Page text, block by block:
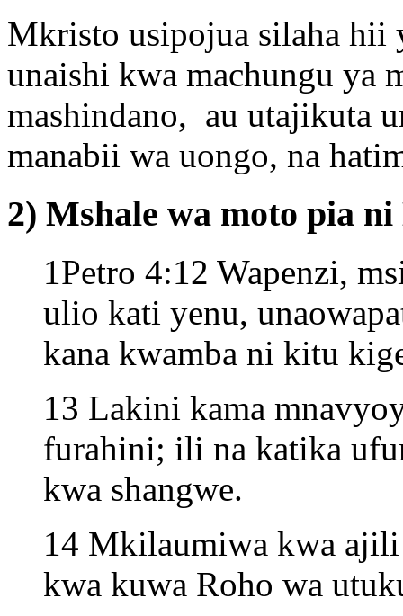
Mkristo usipojua silaha hii
unaishi kwa machungu ya
mashindano, au utajikuta
manabii wa uongo, na
2) Mshale wa moto pia
1Petro 4:12 Wapenzi,
ulio kati yenu,
kana kwamba ni kitu
13 Lakini kama
furahini; ili na katika
kwa shangwe.
14 Mkilaumiwa kwa
kwa kuwa Roho wa